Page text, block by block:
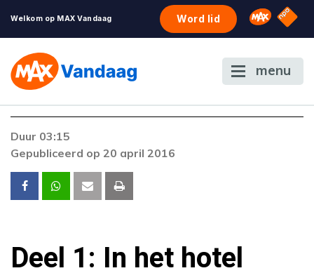
Welkom op MAX Vandaag Word lid Omroep
NPO
menu
Duur 03:15
Gepubliceerd op 20 april 2016
Deel 1: In het hotel